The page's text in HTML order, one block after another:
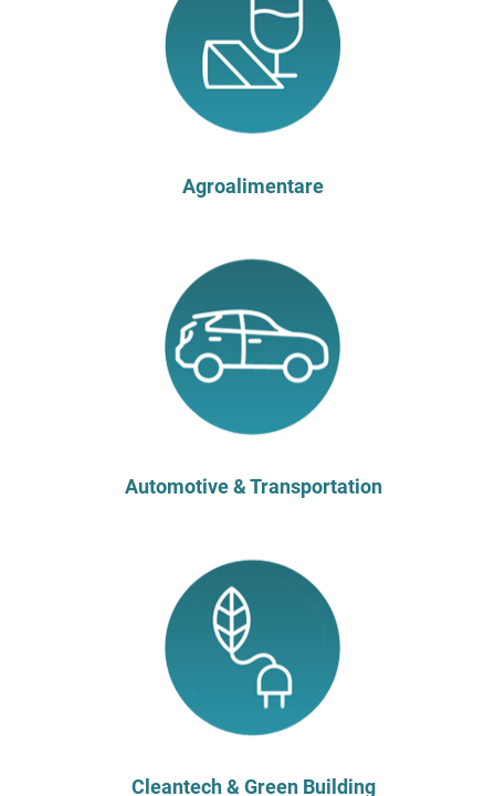
Agroalimentare
Automotive & Transportation
Cleantech & Green Building